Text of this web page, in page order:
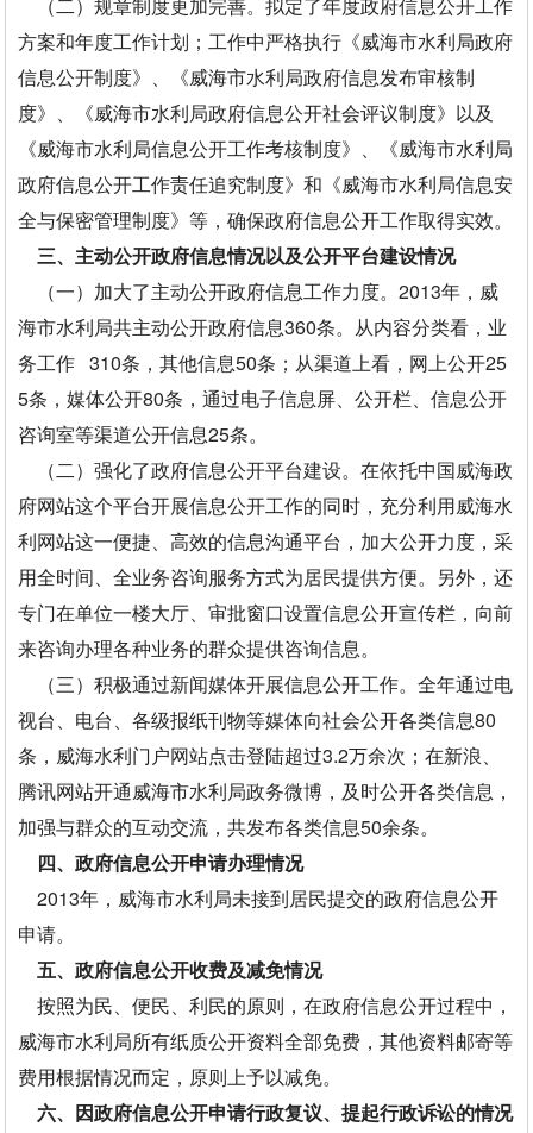
方案和年度工作计划；工作中严格执行《威海市水利局政府
信息公开制度》、《威海市水利局政府信息发布审核制
度》、《威海市水利局政府信息公开社会评议制度》以及
《威海市水利局信息公开工作考核制度》、《威海市水利局
政府信息公开工作责任追究制度》和《威海市水利局信息安
全与保密管理制度》等，确保政府信息公开工作取得实效。
三、主动公开政府信息情况以及公开平台建设情况
（一）加大了主动公开政府信息工作力度。2013年，威
海市水利局共主动公开政府信息360条。从内容分类看，业
务工作 310条，其他信息50条；从渠道上看，网上公开25
5条，媒体公开80条，通过电子信息屏、公开栏、信息公开
咨询室等渠道公开信息25条。
（二）强化了政府信息公开平台建设。在依托中国威海政
府网站这个平台开展信息公开工作的同时，充分利用威海水
利网站这一便捷、高效的信息沟通平台，加大公开力度，采
用全时间、全业务咨询服务方式为居民提供方便。另外，还
专门在单位一楼大厅、审批窗口设置信息公开宣传栏，向前
来咨询办理各种业务的群众提供咨询信息。
（三）积极通过新闻媒体开展信息公开工作。全年通过电
视台、电台、各级报纸刊物等媒体向社会公开各类信息80
条，威海水利门户网站点击登陆超过3.2万余次；在新浪、
腾讯网站开通威海市水利局政务微博，及时公开各类信息，
加强与群众的互动交流，共发布各类信息50余条。
四、政府信息公开申请办理情况
2013年，威海市水利局未接到居民提交的政府信息公开
申请。
五、政府信息公开收费及减免情况
按照为民、便民、利民的原则，在政府信息公开过程中，
威海市水利局所有纸质公开资料全部免费，其他资料邮寄等
费用根据情况而定，原则上予以减免。
六、因政府信息公开申请行政复议、提起行政诉讼的情况